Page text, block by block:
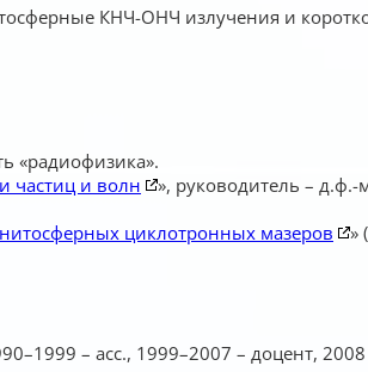
КНЧ-ОНЧ излучения и
«радиофизика».
частиц и волн
», руководитель –
циклотронных мазеров
»
– асс., 1999–2007 – доцент,